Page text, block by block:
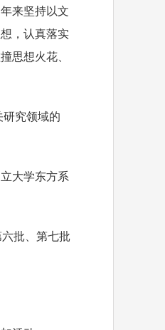
来坚持以文
，认真落实
思想火花、
究领域的
大学东方系
批、第七批